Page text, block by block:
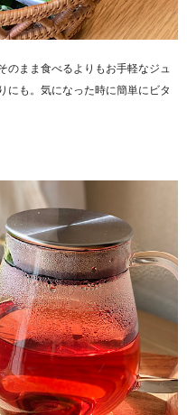
のまま食べるよりもお手軽なジュ
にも。気になった時に簡単にビタ